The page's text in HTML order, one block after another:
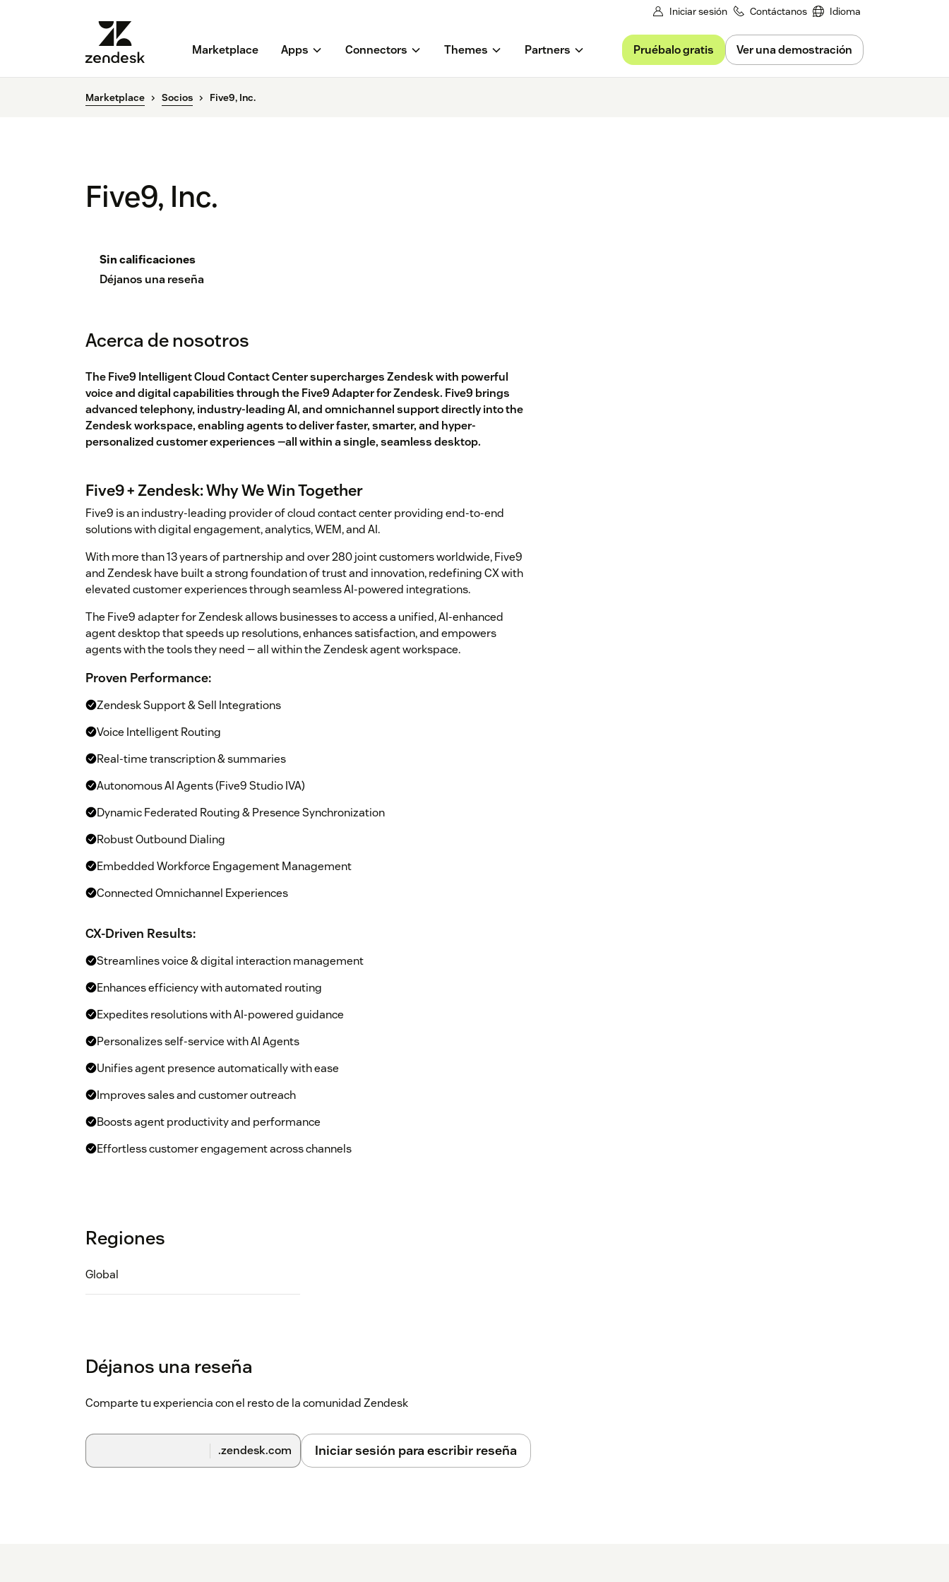
Iniciar sesión Contáctanos Idioma
Marketplace Apps Connectors Themes Partners Pruébalo gratis Ver una demostración
Marketplace Socios Five9, Inc.
Five9, Inc.
Sin calificaciones
Déjanos una reseña
Acerca de nosotros
The Five9 Intelligent Cloud Contact Center supercharges Zendesk with powerful
voice and digital capabilities through the Five9 Adapter for Zendesk. Five9 brings
advanced telephony, industry-leading AI, and omnichannel support directly into the
Zendesk workspace, enabling agents to deliver faster, smarter, and hyper-
personalized customer experiences —all within a single, seamless desktop.
Five9 + Zendesk: Why We Win Together
Five9 is an industry-leading provider of cloud contact center providing end-to-end
solutions with digital engagement, analytics, WEM, and AI.
With more than 13 years of partnership and over 280 joint customers worldwide, Five9
and Zendesk have built a strong foundation of trust and innovation, redefining CX with
elevated customer experiences through seamless AI-powered integrations.
The Five9 adapter for Zendesk allows businesses to access a unified, AI-enhanced
agent desktop that speeds up resolutions, enhances satisfaction, and empowers
agents with the tools they need — all within the Zendesk agent workspace.
Proven Performance:
Zendesk Support & Sell Integrations
Voice Intelligent Routing
Real-time transcription & summaries
Autonomous AI Agents (Five9 Studio IVA)
Dynamic Federated Routing & Presence Synchronization
Robust Outbound Dialing
Embedded Workforce Engagement Management
Connected Omnichannel Experiences
CX-Driven Results:
Streamlines voice & digital interaction management
Enhances efficiency with automated routing
Expedites resolutions with AI-powered guidance
Personalizes self-service with AI Agents
Unifies agent presence automatically with ease
Improves sales and customer outreach
Boosts agent productivity and performance
Effortless customer engagement across channels
Regiones
Global
Déjanos una reseña
Comparte tu experiencia con el resto de la comunidad Zendesk
.zendesk.com Iniciar sesión para escribir reseña